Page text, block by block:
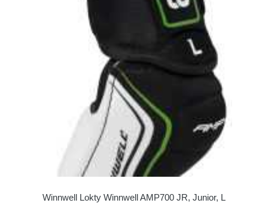
Winnwell Lokty Winnwell AMP700 JR, Junior, L